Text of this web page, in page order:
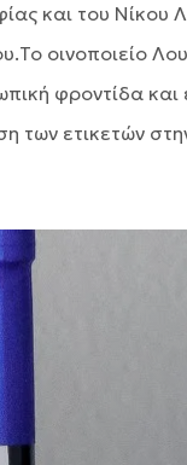
και του
οινοποιείο
φροντίδα και
ετικετών